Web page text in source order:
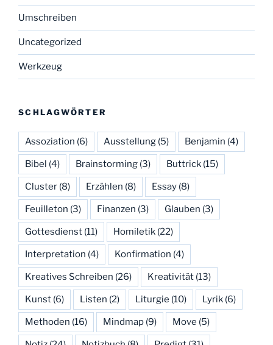
Umschreiben
Uncategorized
Werkzeug
SCHLAGWÖRTER
Assoziation (6) Ausstellung (5) Benjamin (4)
Bibel (4) Brainstorming (3) Buttrick (15)
Cluster (8) Erzählen (8) Essay (8)
Feuilleton (3) Finanzen (3) Glauben (3)
Gottesdienst (11) Homiletik (22)
Interpretation (4) Konfirmation (4)
Kreatives Schreiben (26) Kreativität (13)
Kunst (6) Listen (2) Liturgie (10) Lyrik (6)
Methoden (16) Mindmap (9) Move (5)